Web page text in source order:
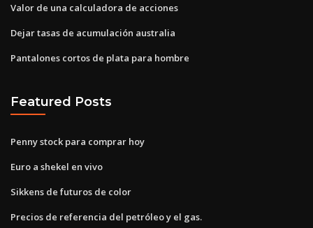
Valor de una calculadora de acciones
Dejar tasas de acumulación australia
Pantalones cortos de plata para hombre
Featured Posts
Penny stock para comprar hoy
Euro a shekel en vivo
Sikkens de futuros de color
Precios de referencia del petróleo y el gas.